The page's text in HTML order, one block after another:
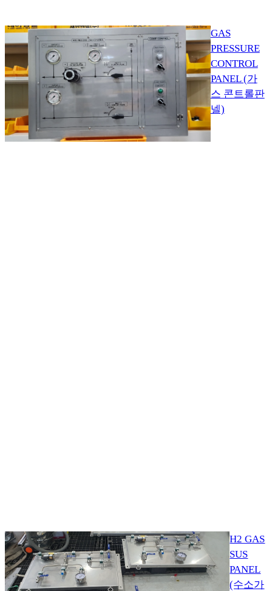
GAS
PRESSURE
CONTROL
PANEL (가
스 콘트롤판
넬)
H2 GAS
SUS
PANEL
(수소가